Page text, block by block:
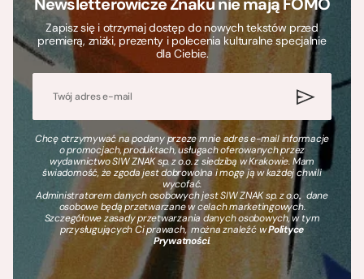
Newsletterowicze Znaku nie mają FOMO
Zapisz się i otrzymaj dostęp do nowych tekstów przed
premierą, zniżki, prezenty i polecenia kulturalne specjalnie
dla Ciebie.
Chcę otrzymywać na podany przeze mnie adres e-mail informacje
o promocjach, produktach, usługach oferowanych przez
wydawnictwo SIW ZNAK sp. z o.o. z siedzibą w Krakowie. Mam
świadomość, że zgoda jest dobrowolna i mogę ją w każdej chwili
wycofać.
Administratorem danych osobowych jest SIW ZNAK sp. z o.o., dane
osobowe będą przetwarzane w celach marketingowych.
Szczegółowe zasady przetwarzania danych osobowych, w tym
przysługujących Ci prawach, można znaleźć wPolityce
Prywatności.